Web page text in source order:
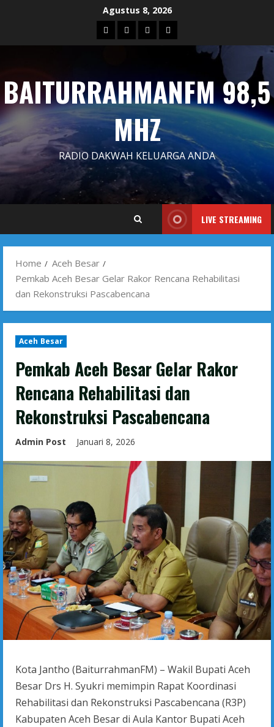
Agustus 8, 2026
Blog Contact
Us
Dengarkan
Siaran
Iklan
BAITURRAHMANFM 98,5
MHZ
RADIO DAKWAH KELUARGA ANDA
LIVE STREAMING
Home
Aceh Besar
Pemkab Aceh Besar Gelar Rakor Rencana Rehabilitasi
dan Rekonstruksi Pascabencana
Aceh Besar
Pemkab Aceh Besar Gelar Rakor
Rencana Rehabilitasi dan
Rekonstruksi Pascabencana
Admin Post Januari 8, 2026
Kota Jantho (BaiturrahmanFM) – Wakil Bupati Aceh
Besar Drs H. Syukri memimpin Rapat Koordinasi
Rehabilitasi dan Rekonstruksi Pascabencana (R3P)
Kabupaten Aceh Besar di Aula Kantor Bupati Aceh